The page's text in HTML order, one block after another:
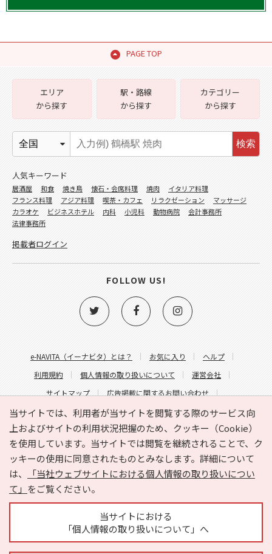
PAGE TOP
当サイトでは、利用者が当サイトを閲覧する際のサービス向
上およびサイトの利用状況把握のため、クッキー（Cookie）
を使用しています。当サイトでは閲覧を継続されることで、ク
ッキーの使用に同意されたものとみなします。詳細について
は、
「当社ウェブサイトにおける個人情報の取り扱いについ
て」 をご覧ください。
当サイトにおける
「個人情報の取り扱いについて」へ
e-NAVITA（イーナビタ）とは？ お気に入り
ヘルプ
利用規約
個人情報の取り扱いについて
運営会社
サイトマップ
広告掲載に関するお問い合わせ
サイトの内容に関するお問い合わせ
エリア
から探す
駅・路線
から探す
カテゴリー
から探す
検索
人気キーワード
居酒屋 和食 焼き鳥 懐石・会席料理 焼肉
イタリア料理
フランス料理
アジア料理 喫茶・カフェ リラクゼーション
マッサージ
カラオケ
ビジネスホテル 内科 小児科 動物病院
会計事務所
法律事務所
掲載者ログイン
FOLLOW US!
Copyright © HYOJITO.Co.,Ltd. All Rights Reserved.